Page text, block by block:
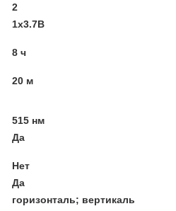
2
1x3.7В
8 ч
20 м
515 нм
Да
Нет
Да
горизонталь; вертикаль